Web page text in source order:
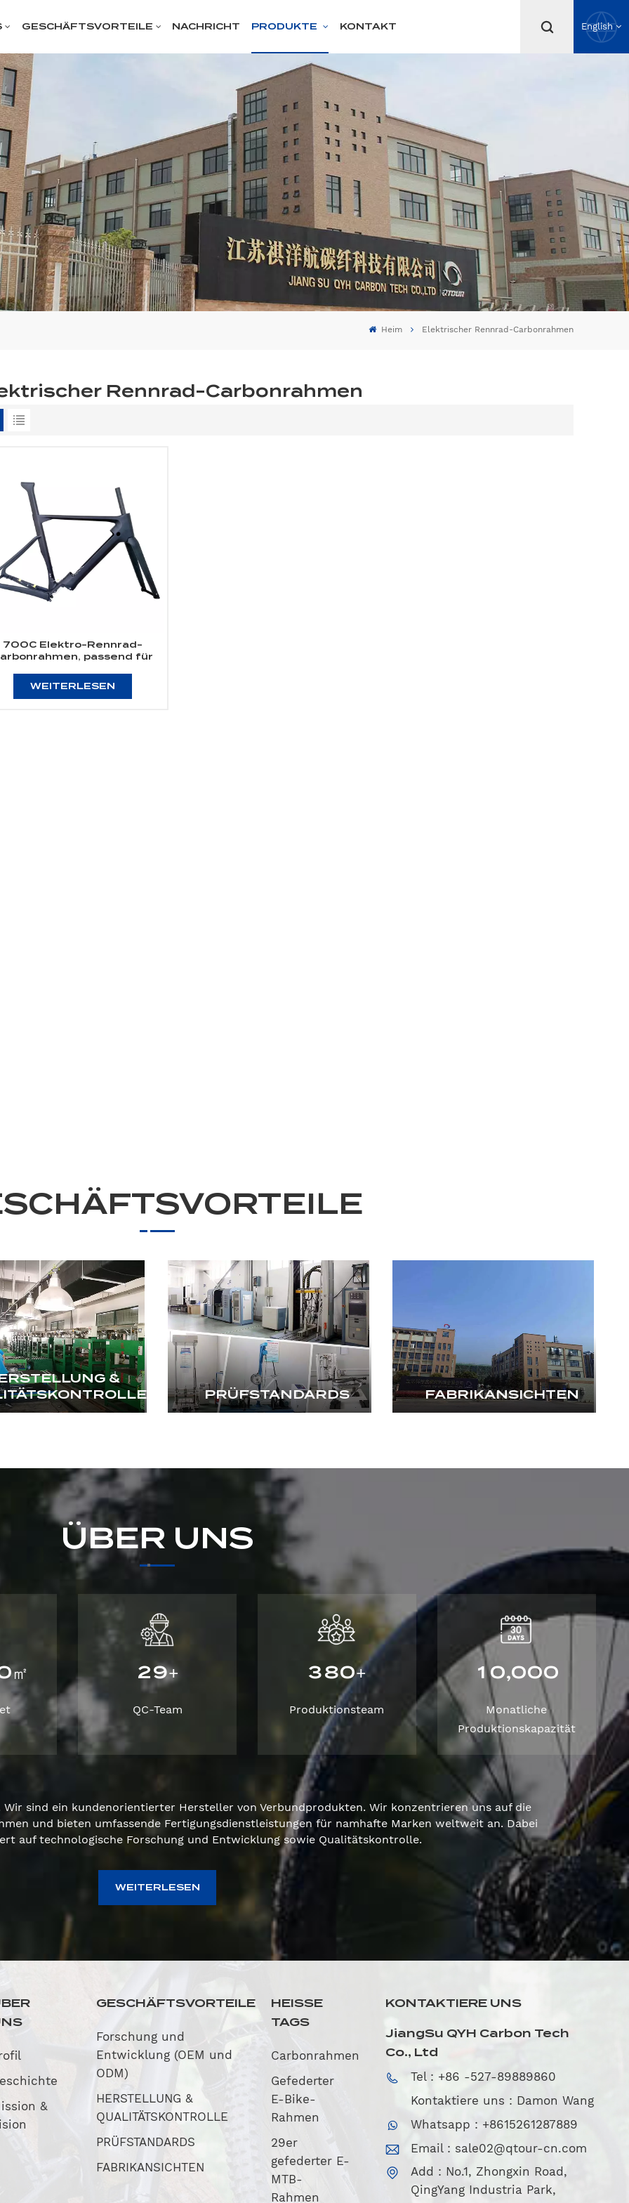
GESCHÄFTSVORTEILE NACHRICHT PRODUKTE KONTAKT English
Heim Elektrischer Rennrad-Carbonrahmen
Rennrad-Carbonrahmen
700C Elektro-Rennrad-
passend für
WEITERLESEN
&
PRÜFSTANDARDS FABRIKANSICHTEN
ÜBER UNS
㎡ 29+
QC-Team
380+
Produktionsteam
1 0,000
Monatliche
Produktionskapazität
sind ein kundenorientierter Hersteller von Verbundprodukten. Wir konzentrieren uns auf die
und bieten umfassende Fertigungsdienstleistungen für namhafte Marken weltweit an. Dabei
auf technologische Forschung und Entwicklung sowie Qualitätskontrolle.
WEITERLESEN
&
GESCHÄFTSVORTEILE
Forschung und
Entwicklung (OEM und
ODM)
HERSTELLUNG &
QUALITÄTSKONTROLLE
PRÜFSTANDARDS
FABRIKANSICHTEN
HEISSE
TAGS
Carbonrahmen
Gefederter
E-Bike-
Rahmen
29er
gefederter E-
MTB-
Rahmen
KONTAKTIERE UNS
JiangSu QYH Carbon Tech
Co., Ltd
Tel : +86 -527-89889860
Kontaktiere uns : Damon Wang
Whatsapp : +8615261287889
Email : sale02@qtour-cn.com
Add : No.1, Zhongxin Road,
QingYang Industria Park,